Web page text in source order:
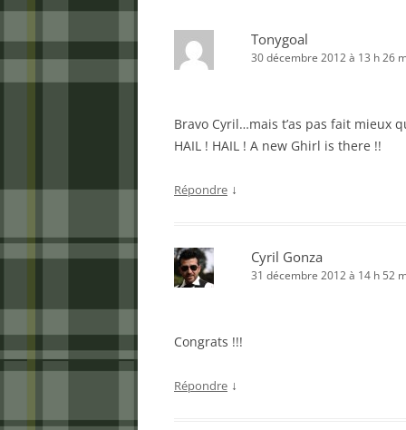
Tonygoal
30 décembre 2012 à 13 h 26
Bravo Cyril…mais t’as pas fait mieux
HAIL ! HAIL ! A new Ghirl is there !!
Répondre ↓
Cyril Gonza
31 décembre 2012 à 14 h 52
Congrats !!!
Répondre ↓